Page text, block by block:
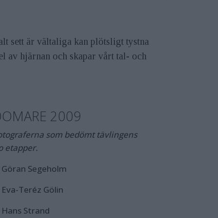
sett är vältaliga kan plötsligt tystna
av hjärnan och skapar vårt tal- och
2009
som bedömt tävlingens
etapper.
Göran Segeholm
Eva-Teréz Gölin
Hans Strand